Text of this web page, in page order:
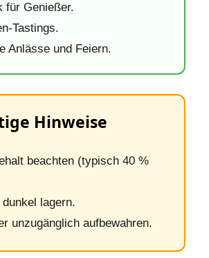
für Genießer.
Anlässe und Feiern.
Hinweise
beachten (typisch 40 %
dunkel lagern.
unzugänglich aufbewahren.